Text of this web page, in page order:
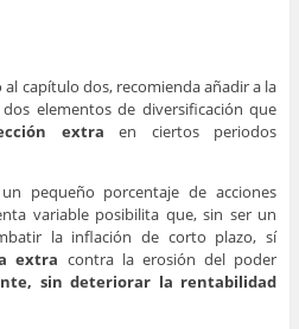
al capítulo dos, recomienda añadir a la
elementos de diversificación que
extra en ciertos periodos
pequeño porcentaje de acciones
variable posibilita que, sin ser un
la inflación de corto plazo, sí
extra contra la erosión del poder
sin deteriorar la rentabilidad